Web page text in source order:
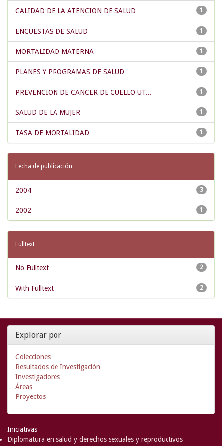
1
CALIDAD DE LA ATENCION DE SALUD
1
ENCUESTAS DE SALUD
1
MORTALIDAD MATERNA
1
PLANES Y PROGRAMAS DE SALUD
1
PREVENCION DE CANCER DE CUELLO UT...
1
SALUD DE LA MUJER
1
TASA DE MORTALIDAD
Fecha de publicación
3
2004
1
2002
Fulltext
2
No Fulltext
2
With Fulltext
Explorar por
Colecciones
Resultados de Investigación
Investigadores
Áreas
Proyectos
Iniciativas
Diplomatura en salud y derechos sexuales y reproductivos